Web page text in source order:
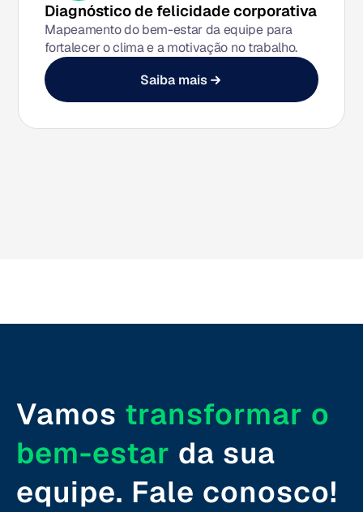
Diagnóstico de felicidade corporativa
Mapeamento do bem-estar da equipe para
fortalecer o clima e a motivação no trabalho.
Saiba mais
Vamos transformar o
bem-estar da sua
equipe. Fale conosco!